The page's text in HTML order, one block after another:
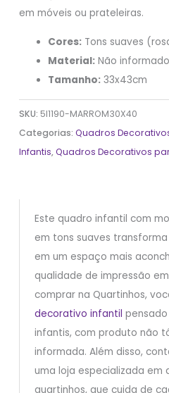
em móveis ou prateleiras.
Cores: Tons suaves
Material: Não informado
Tamanho: 33x43cm
SKU: 5I1190-MARROM30X40
Categorias:Quadros
Infantis,Quadros Decorativos
Este quadro infantil com
em tons suaves
em um espaço mais
qualidade de impressão
comprar na Quartinhos,
decorativo infantil
infantis, com produto não
informada. Além disso,
uma loja especializada em
quartinhos, que cuida de